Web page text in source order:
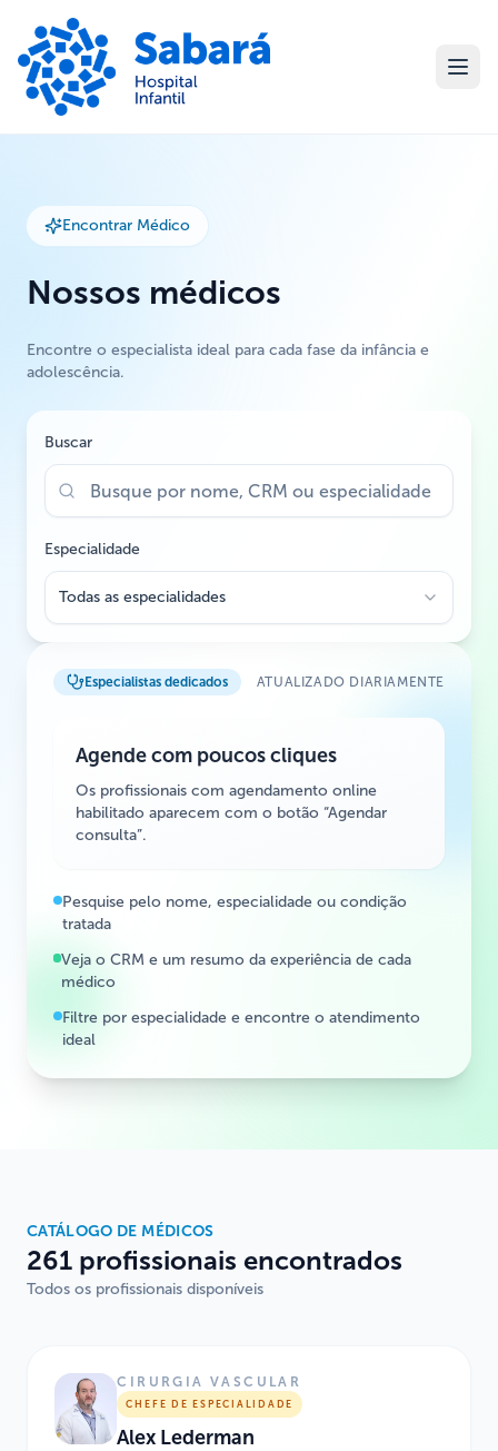
Encontrar Médico
Nossos médicos
Encontre o especialista ideal para cada fase da infância e
adolescência.
Buscar
Especialidade
Todas as especialidades
Especialistas dedicados ATUALIZADO DIARIAMENTE
Agende com poucos cliques
Os profissionais com agendamento online
habilitado aparecem com o botão “Agendar
consulta”.
Pesquise pelo nome, especialidade ou condição
tratada
Veja o CRM e um resumo da experiência de cada
médico
Filtre por especialidade e encontre o atendimento
ideal
CATÁLOGO DE MÉDICOS
261 profissionais encontrados
Todos os profissionais disponíveis
CIRURGIA VASCULAR
CHEFE DE ESPECIALIDADE
Alex Lederman